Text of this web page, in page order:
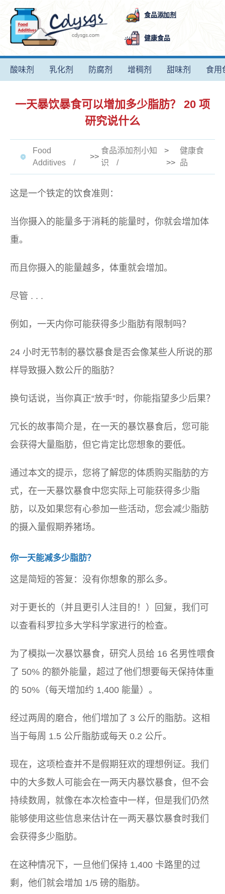
食品添加剂
健康食品
酸味剂 乳化剂 防腐剂 增稠剂 甜味剂 食用
一天暴饮暴食可以增加多少脂肪？ 20 项
研究说什么
Food
Additives
>>
食品添加剂小知
识
>
>>
健康食
品
这是一个铁定的饮食准则：
当你摄入的能量多于消耗的能量时，你就会增加体
重。
而且你摄入的能量越多，体重就会增加。
尽管 . . .
例如，一天内你可能获得多少脂肪有限制吗？
24 小时无节制的暴饮暴食是否会像某些人所说的那
样导致摄入数公斤的脂肪？
换句话说，当你真正“放手”时，你能指望多少后果？
冗长的故事简介是，在一天的暴饮暴食后，您可能
会获得大量脂肪，但它肯定比您想象的要低。
通过本文的提示，您将了解您的体质购买脂肪的方
式，在一天暴饮暴食中您实际上可能获得多少脂
肪，以及如果您有心参加一些活动，您会减少脂肪
的摄入量假期养猪场。
你一天能减多少脂肪？
这是简短的答复：没有你想象的那么多。
对于更长的（并且更引人注目的！）回复，我们可
以查看科罗拉多大学科学家进行的检查。
为了模拟一次暴饮暴食，研究人员给 16 名男性喂食
了 50% 的额外能量，超过了他们想要每天保持体重
的 50%（每天增加约 1,400 能量）。
经过两周的磨合，他们增加了 3 公斤的脂肪。这相
当于每周 1.5 公斤脂肪或每天 0.2 公斤。
现在，这项检查并不是假期狂欢的理想例证。我们
中的大多数人可能会在一两天内暴饮暴食，但不会
持续数周，就像在本次检查中一样，但是我们仍然
能够使用这些信息来估计在一两天暴饮暴食时我们
会获得多少脂肪。
在这种情况下，一旦他们保持 1,400 卡路里的过
剩，他们就会增加 1/5 磅的脂肪。